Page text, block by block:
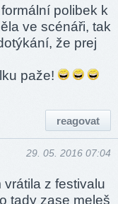
polibek k
ve scénáři, tak
že prej
paže!
reagovat
29. 05. 2016 07:04
z festivalu
tady zase meleš